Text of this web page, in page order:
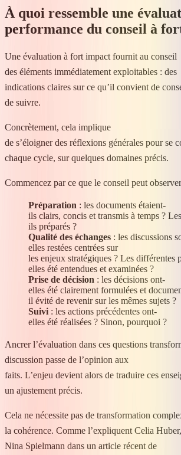
À quoi ressemble une
performance du conseil à
Une évaluation à fort impact fournit au conseil
des éléments immédiatement exploitables : des
indications claires sur ce qu’il convient de
de suivre.
Concrètement, cela implique
de s’éloigner des réflexions générales pour se
chaque cycle, sur quelques domaines précis.
Commencez par ce que le conseil peut
Préparation : les documents étaient-
ils clairs, concis et transmis à temps ?
ils préparés ?
Qualité des échanges : les discussions
elles restées centrées sur
les enjeux stratégiques ? Les différentes
elles été entendues et examinées ?
Prise de décision : les décisions ont-
elles été clairement formulées et
il évité de revenir sur les mêmes sujets ?
Suivi : les actions précédentes ont-
elles été réalisées ? Sinon, pourquoi ?
Ancrer l’évaluation dans ces questions
discussion passe de l’opinion aux
faits. L’enjeu devient alors de traduire ces
un ajustement précis.
Cela ne nécessite pas de transformation
la cohérence. Comme l’expliquent Celia
Nina Spielmann dans un article récent de